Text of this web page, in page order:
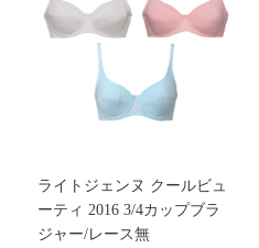
ライトジェンヌ クールビュ
ーティ 2016 3/4カップブラ
ジャー/レース無